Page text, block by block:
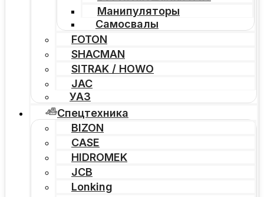
Манипуляторы
Самосвалы
FOTON
SHACMAN
SITRAK / HOWO
JAC
УАЗ
Спецтехника
BIZON
CASE
HIDROMEK
JCB
Lonking